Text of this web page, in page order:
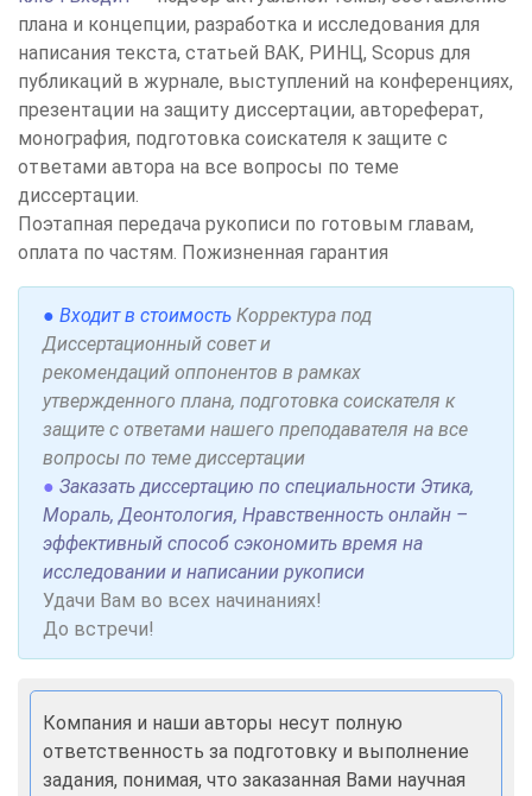
плана и концепции, разработка и исследования для
написания текста, статьей ВАК, РИНЦ, Scopus для
публикаций в журнале, выступлений на конференциях,
презентации на защиту диссертации, автореферат,
монография, подготовка соискателя к защите с
ответами автора на все вопросы по теме
диссертации.
Поэтапная передача рукописи по готовым главам,
оплата по частям. Пожизненная гарантия
● Входит в стоимость Корректура под
Диссертационный совет и
рекомендаций оппонентов в рамках
утвержденного плана, подготовка соискателя к
защите с ответами нашего преподавателя на все
вопросы по теме диссертации
● Заказать диссертацию по специальности Этика,
Мораль, Деонтология, Нравственность онлайн –
эффективный способ сэкономить время на
исследовании и написании рукописи
Удачи Вам во всех начинаниях!
До встречи!
Компания и наши авторы несут полную
ответственность за подготовку и выполнение
задания, понимая, что заказанная Вами научная